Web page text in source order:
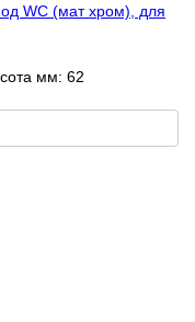
WC (мат хром), для
мм: 62